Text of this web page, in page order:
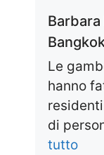
Le
hanno
di
tutto